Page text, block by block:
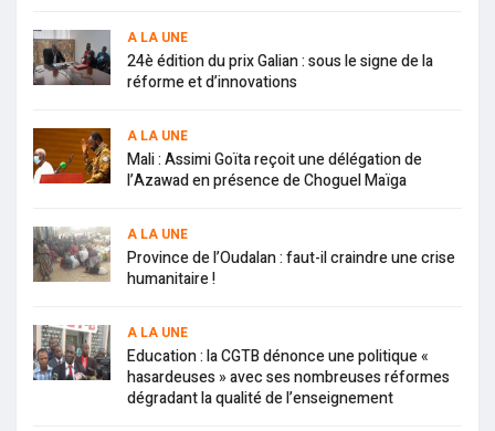
A LA UNE
24è édition du prix Galian : sous le signe de la
réforme et d’innovations
A LA UNE
Mali : Assimi Goïta reçoit une délégation de
l’Azawad en présence de Choguel Maïga
A LA UNE
Province de l’Oudalan : faut-il craindre une crise
humanitaire !
A LA UNE
Education : la CGTB dénonce une politique «
hasardeuses » avec ses nombreuses réformes
dégradant la qualité de l’enseignement